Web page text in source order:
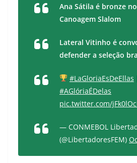
Ana Sátila é bronze
Canoagem Slalom
Lateral Vitinho é
defender a seleção
#LaGloriaEsDeEllas
#AGlóriaÉDelas
pic.twitter.com/
— CONMEBOL
(@LibertadoresFEM)